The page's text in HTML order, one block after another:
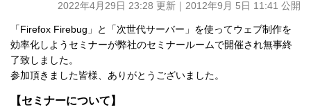
2022年4月29日 23:28 更新 ｜2012年9月 5日 11:41 公開
「Firefox Firebug」と「次世代サーバー」を使ってウェブ制作を
効率化しようセミナーが弊社のセミナールームで開催され無事終
了致しました。
参加頂きました皆様、ありがとうございました。
【セミナーについて】